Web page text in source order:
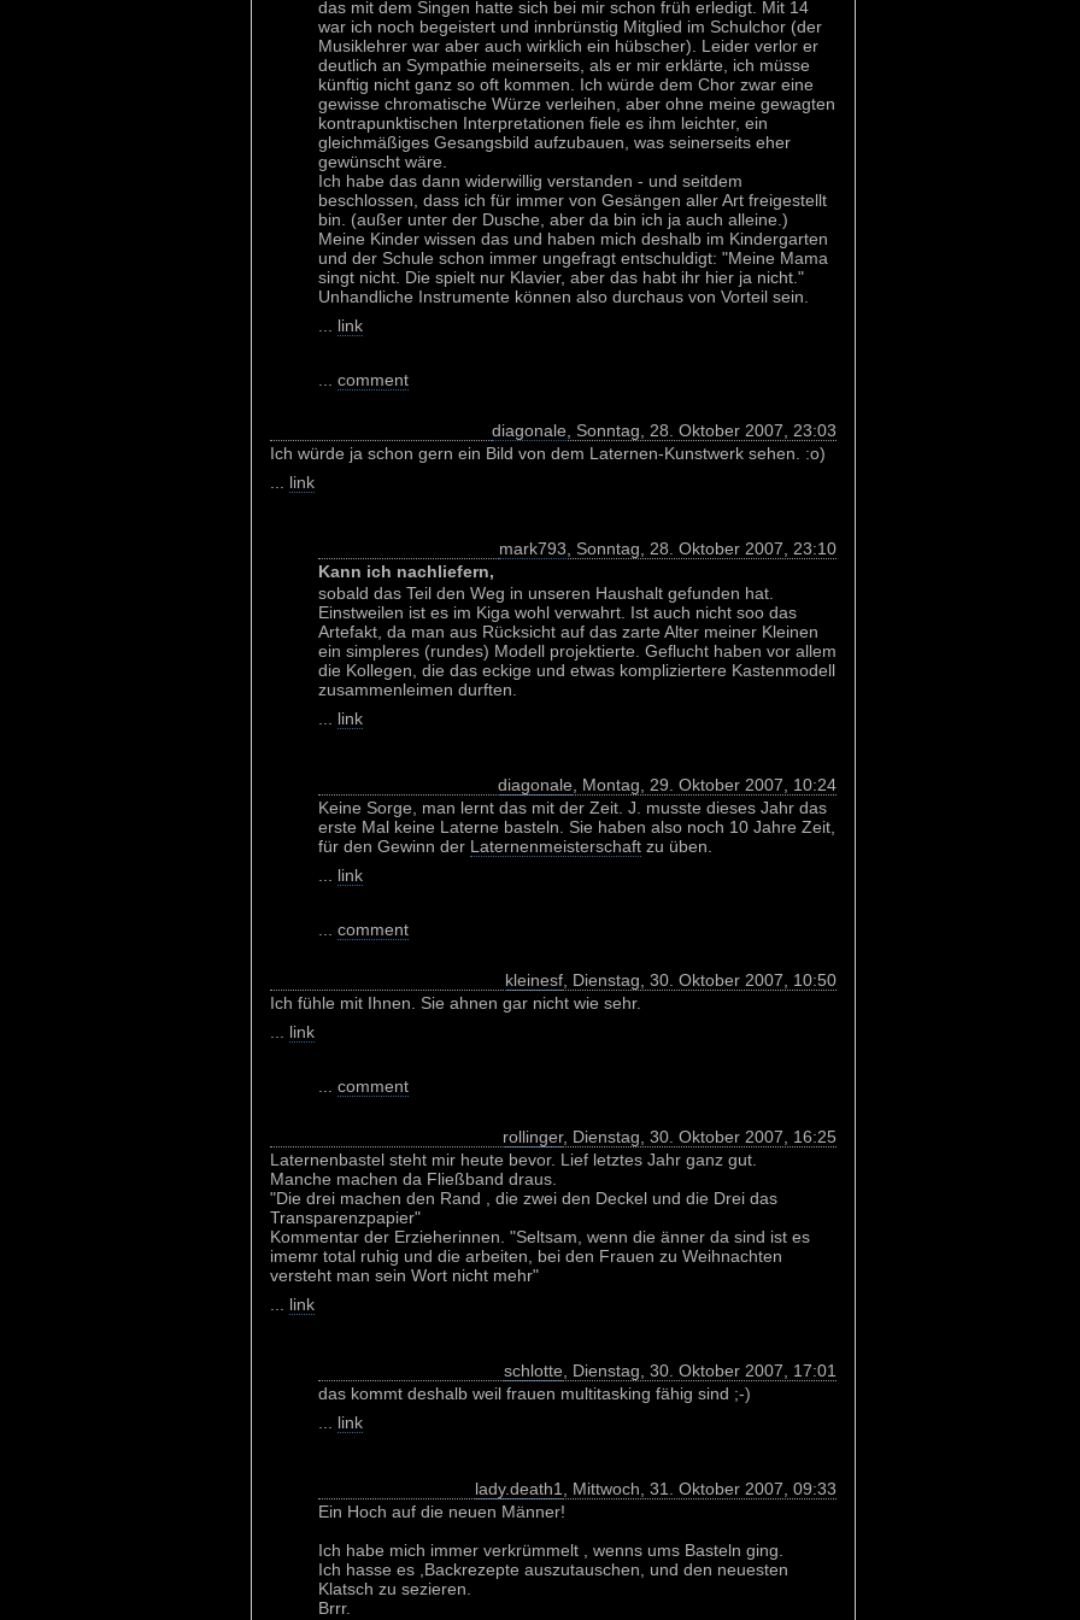
das mit dem Singen hatte sich bei mir schon früh erledigt. Mit 14
war ich noch begeistert und innbrünstig Mitglied im Schulchor (der
Musiklehrer war aber auch wirklich ein hübscher). Leider verlor er
deutlich an Sympathie meinerseits, als er mir erklärte, ich müsse
künftig nicht ganz so oft kommen. Ich würde dem Chor zwar eine
gewisse chromatische Würze verleihen, aber ohne meine gewagten
kontrapunktischen Interpretationen fiele es ihm leichter, ein
gleichmäßiges Gesangsbild aufzubauen, was seinerseits eher
gewünscht wäre.
Ich habe das dann widerwillig verstanden - und seitdem
beschlossen, dass ich für immer von Gesängen aller Art freigestellt
bin. (außer unter der Dusche, aber da bin ich ja auch alleine.)
Meine Kinder wissen das und haben mich deshalb im Kindergarten
und der Schule schon immer ungefragt entschuldigt: "Meine Mama
singt nicht. Die spielt nur Klavier, aber das habt ihr hier ja nicht."
Unhandliche Instrumente können also durchaus von Vorteil sein.
link
comment
diagonale , Sonntag, 28. Oktober 2007, 23:03
Ich würde ja schon gern ein Bild von dem Laternen-Kunstwerk sehen. :o)
link
mark793 , Sonntag, 28. Oktober 2007, 23:10
Kann ich nachliefern,
sobald das Teil den Weg in unseren Haushalt gefunden hat.
Einstweilen ist es im Kiga wohl verwahrt. Ist auch nicht soo das
Artefakt, da man aus Rücksicht auf das zarte Alter meiner Kleinen
ein simpleres (rundes) Modell projektierte. Geflucht haben vor allem
die Kollegen, die das eckige und etwas kompliziertere Kastenmodell
zusammenleimen durften.
link
diagonale , Montag, 29. Oktober 2007, 10:24
Keine Sorge, man lernt das mit der Zeit. J. musste dieses Jahr das
erste Mal keine Laterne basteln. Sie haben also noch 10 Jahre Zeit,
für den Gewinn der Laternenmeisterschaft zu üben.
link
comment
kleinesf , Dienstag, 30. Oktober 2007, 10:50
Ich fühle mit Ihnen. Sie ahnen gar nicht wie sehr.
link
comment
rollinger, Dienstag, 30. Oktober 2007, 16:25
Laternenbastel steht mir heute bevor. Lief letztes Jahr ganz gut.
Manche machen da Fließband draus.
"Die drei machen den Rand , die zwei den Deckel und die Drei das
Transparenzpapier"
Kommentar der Erzieherinnen. "Seltsam, wenn die änner da sind ist es
imemr total ruhig und die arbeiten, bei den Frauen zu Weihnachten
versteht man sein Wort nicht mehr"
link
schlotte , Dienstag, 30. Oktober 2007, 17:01
das kommt deshalb weil frauen multitasking fähig sind ;-)
link
lady.death1
, Mittwoch, 31. Oktober 2007, 09:33
Ein Hoch auf die neuen Männer!
Ich habe mich immer verkrümmelt , wenns ums Basteln ging.
Ich hasse es ,Backrezepte auszutauschen, und den neuesten
Klatsch zu sezieren.
Brrr.